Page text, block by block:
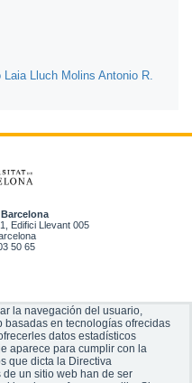
Laia Lluch Molins Antonio R.
Edifici Llevant 005
50 65
la navegación del usuario,
en tecnologías ofrecidas
datos estadísticos
aparece para cumplir con la
que dicta la Directiva
un sitio web han de ser